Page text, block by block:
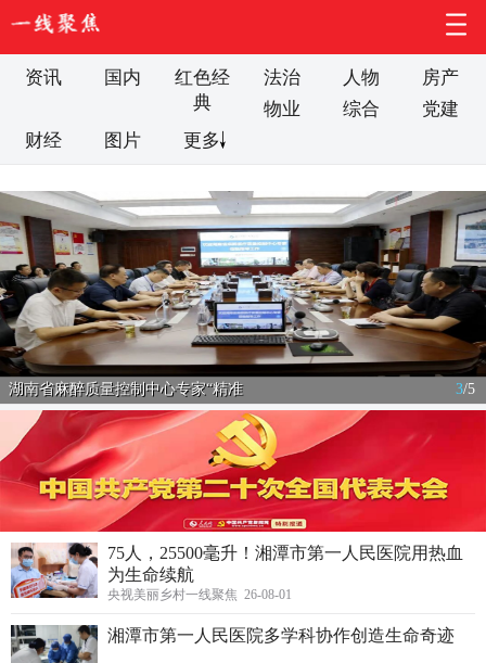
资讯 国内
红色经
典
法治 人物
房产
物业
综合
党建
财经
图片 更多
湖南省麻醉质量控制中心专家“精准 3/5
75人，25500毫升！湘潭市第一人民医院用热血
为生命续航
央视美丽乡村一线聚焦 26-08-01
湘潭市第一人民医院多学科协作创造生命奇迹